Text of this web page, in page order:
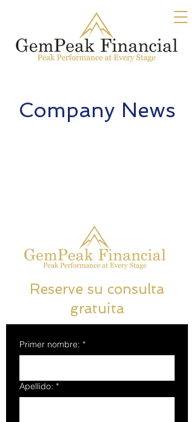
Company News
Reserve su consulta
gratuita
Primer nombre: *
Apellido: *